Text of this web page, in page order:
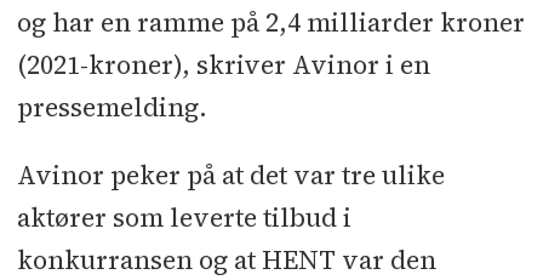
og har en ramme på 2,4 milliarder kroner
(2021-kroner), skriver Avinor i en
pressemelding.
Avinor peker på at det var tre ulike
aktører som leverte tilbud i
konkurransen og at HENT var den